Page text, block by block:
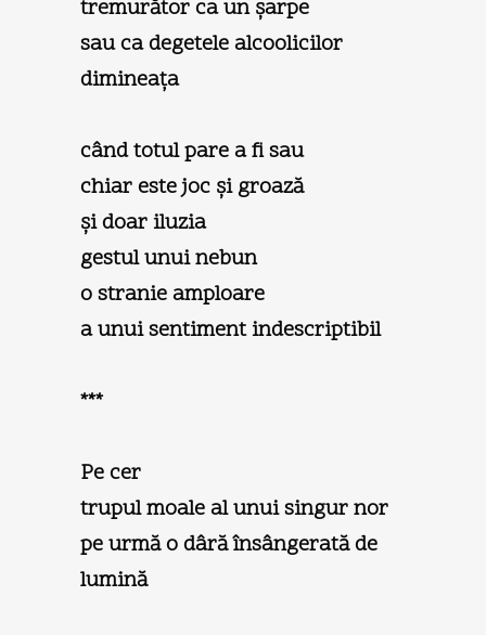
tremurător ca un şarpe
sau ca degetele alcoolicilor
dimineaţa
când totul pare a fi sau
chiar este joc şi groază
şi doar iluzia
gestul unui nebun
o stranie amploare
a unui sentiment indescriptibil
***
Pe cer
trupul moale al unui singur nor
pe urmă o dâră însângerată de
lumină